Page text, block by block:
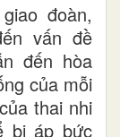
đoàn,
vấn đề
đến hòa
của mỗi
thai nhi
bị áp bức